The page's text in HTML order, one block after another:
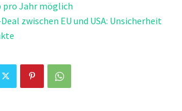
pro Jahr möglich
zwischen EU und USA: Unsicherheit